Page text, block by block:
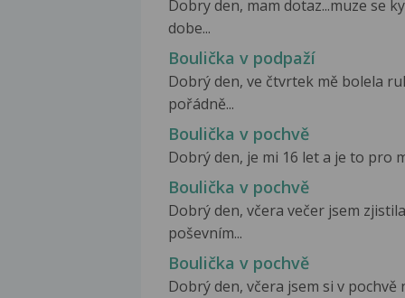
Dobry den, mam dotaz...muze se
dobe...
Boulička v podpaží
Dobrý den, ve čtvrtek mě bolela
pořádně...
Boulička v pochvě
Dobrý den, je mi 16 let a je to pro
Boulička v pochvě
Dobrý den, včera večer jsem
poševním...
Boulička v pochvě
Dobrý den, včera jsem si v